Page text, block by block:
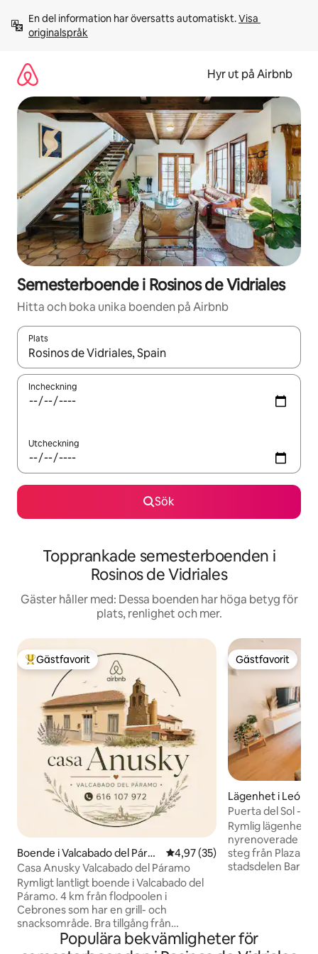
innehåll
En del information har översatts automatiskt. Visa
originalspråk
Hyr ut på Airbnb
Semesterboende i Rosinos de Vidriales
Hitta och boka unika boenden på Airbnb
Plats
När resultaten är tillgängliga kan du navigera med upp- och
Incheckning
Utcheckning
Sök
Topprankade semesterboenden i
Rosinos de Vidriales
Gäster håller med: Dessa boenden har höga betyg för
plats, renlighet och mer.
Populär gästfavorit
Gästfavorit
Boende i Valcabado del Pára
mo
4,97 av 5 i genomsnittligt
4,97 (35)
Casa Anusky Valcabado del Páramo
Rymligt lantligt boende i Valcabado del
Páramo. 4 km från flodpoolen i
Cebrones som har en grill- och
snacksområde. Bra tillgång från
motorväg A6 avfart 292. 12 km från La
Bañeza, som är känt för sina karnevaler
Gästfavorit
Gästfavorit
Lägenhet i León
Puerta del Sol -
Rymlig lägenhet i
nyrenoverade
steg från Plaza
stadsdelen Barrio
det läckra
kulturella
Populära bekvämligheter för